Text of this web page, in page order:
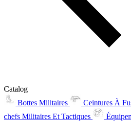
Catalog
Bottes Militaires
Ceintures À
chefs Militaires Et Tactiques